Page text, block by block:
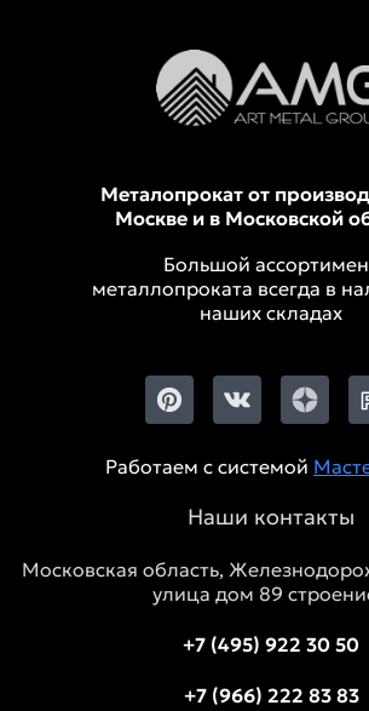
Металопрокат от
Москве и в Московской
Большой
металлопроката всегда в
наших складах
Работаем с системой
Наши контакты
Московская область,
улица дом 89
+7 (495) 922 30 50
+7 (966) 222 83 83